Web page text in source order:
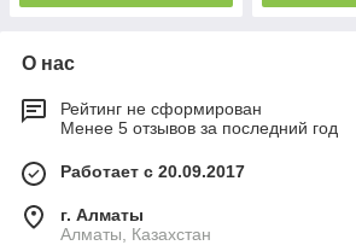
О нас
Рейтинг не сформирован
Менее 5 отзывов за последний год
Работает с 20.09.2017
г. Алматы
Алматы, Казахстан